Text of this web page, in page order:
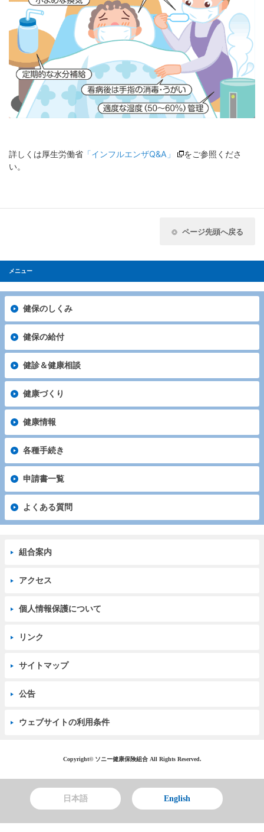
詳しくは厚生労働省 「インフルエンザQ&A」
をご参照くださ
い。
ページ先頭へ戻る
メニュー
健保のしくみ
健保の給付
健診＆健康相談
健康づくり
健康情報
各種手続き
申請書一覧
よくある質問
組合案内
アクセス
個人情報保護について
リンク
サイトマップ
公告
ウェブサイトの利用条件
Copyright© ソニー健康保険組合 All Rights Reserved.
日本語 English